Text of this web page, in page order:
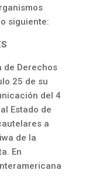
siguiente:
de Derechos
25 de su
del 4
Estado de
a
de la
En